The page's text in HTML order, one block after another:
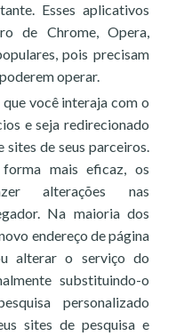
Esses aplicativos
de Chrome, Opera,
pois precisam
operar.
você interaja com o
e seja redirecionado
sites de seus parceiros.
mais eficaz, os
alterações nas
Na maioria dos
endereço de página
alterar o serviço do
substituindo-o
personalizado
sites de pesquisa e